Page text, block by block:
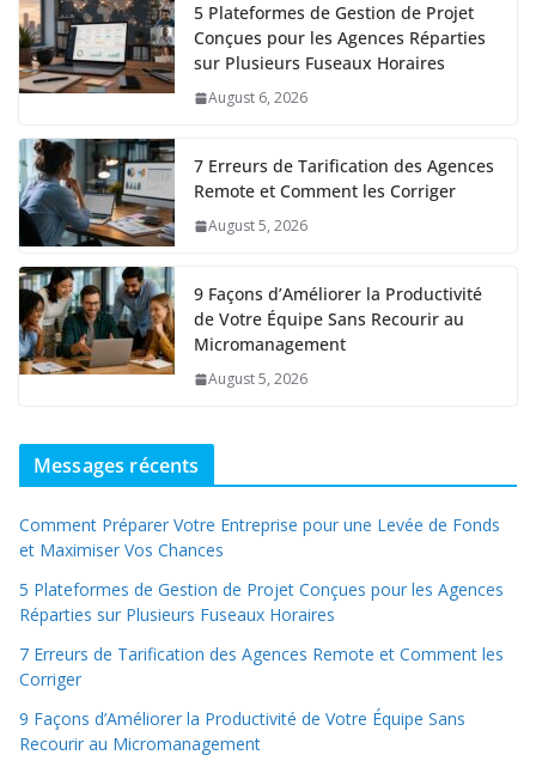
5 Plateformes de Gestion de Projet
Conçues pour les Agences Réparties
sur Plusieurs Fuseaux Horaires
August 6, 2026
7 Erreurs de Tarification des Agences
Remote et Comment les Corriger
August 5, 2026
9 Façons d’Améliorer la Productivité
de Votre Équipe Sans Recourir au
Micromanagement
August 5, 2026
Messages récents
Comment Préparer Votre Entreprise pour une Levée de Fonds
et Maximiser Vos Chances
5 Plateformes de Gestion de Projet Conçues pour les Agences
Réparties sur Plusieurs Fuseaux Horaires
7 Erreurs de Tarification des Agences Remote et Comment les
Corriger
9 Façons d’Améliorer la Productivité de Votre Équipe Sans
Recourir au Micromanagement